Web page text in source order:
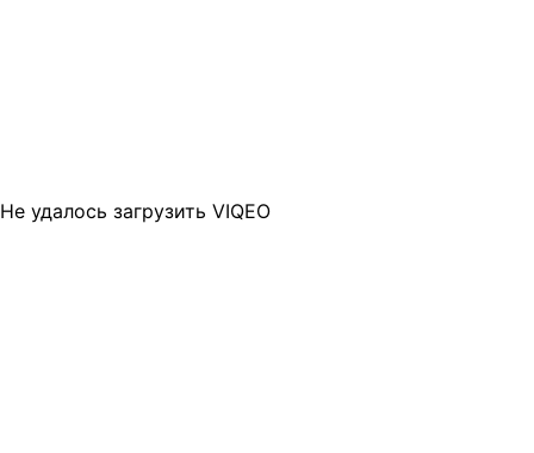
Не удалось загрузить VIQEO